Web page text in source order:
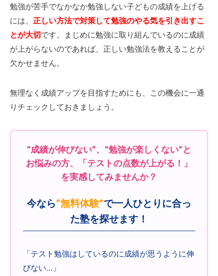
勉強が苦手でなかなか勉強しない子どもの成績を上げる
には、 正しい方法で対策して勉強のやる気を引き出すこ
とが大切です。まじめに勉強に取り組んでいるのに成績
が上がらないのであれば、正しい勉強法を教えることが
欠かせません。
無理なく成績アップを目指すためにも、この機会に一通
りチェックしておきましょう。
“成績が伸びない”、”勉強が楽しくない”と
お悩みの方、「テストの点数が上がる！」
を実感してみませんか？
今なら“無料体験”で一人ひとりに合っ
た塾を探せます！
「テスト勉強はしているのに成績が思うように伸
びない…」